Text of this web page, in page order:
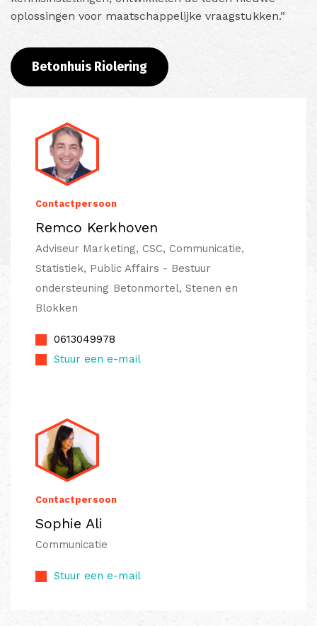
oplossingen voor maatschappelijke vraagstukken.”
Betonhuis Riolering
Contactpersoon
Remco Kerkhoven
Adviseur Marketing, CSC, Communicatie,
Statistiek, Public Affairs - Bestuur
ondersteuning Betonmortel, Stenen en
Blokken
0613049978
Stuur een e-mail
Contactpersoon
Sophie Ali
Communicatie
Stuur een e-mail